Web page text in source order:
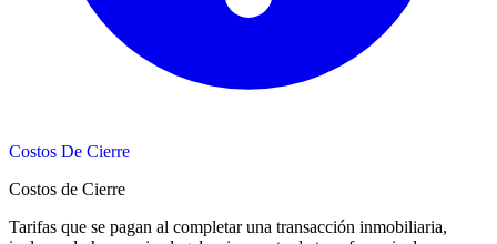
Costos De Cierre
Costos de Cierre
Tarifas que se pagan al completar una transacción inmobiliaria,